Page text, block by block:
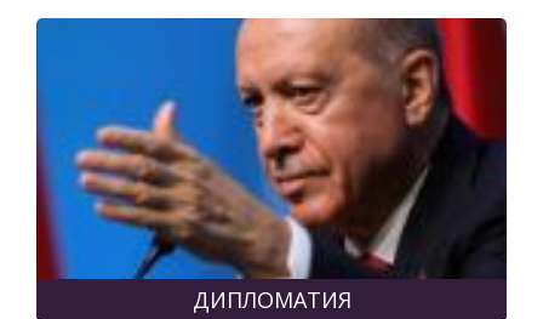
ДИПЛОМАТИЯ